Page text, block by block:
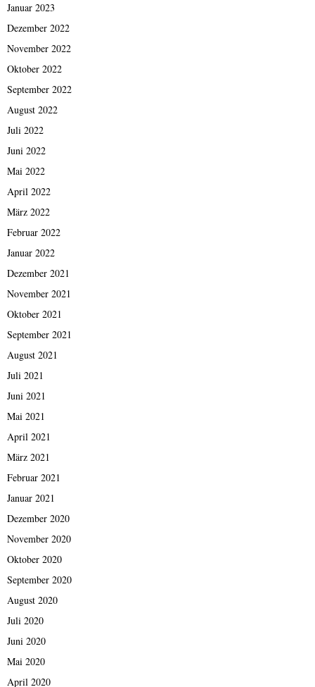
Januar 2023
Dezember 2022
November 2022
Oktober 2022
September 2022
August 2022
Juli 2022
Juni 2022
Mai 2022
April 2022
März 2022
Februar 2022
Januar 2022
Dezember 2021
November 2021
Oktober 2021
September 2021
August 2021
Juli 2021
Juni 2021
Mai 2021
April 2021
März 2021
Februar 2021
Januar 2021
Dezember 2020
November 2020
Oktober 2020
September 2020
August 2020
Juli 2020
Juni 2020
Mai 2020
April 2020